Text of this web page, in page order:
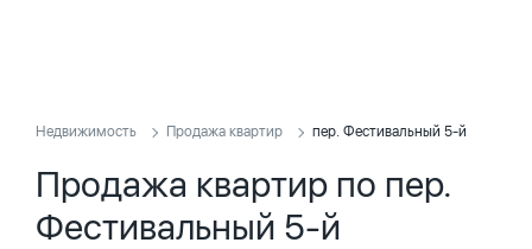
Недвижимость Продажа квартир пер. Фестивальный 5-й
Продажа квартир по пер.
Фестивальный 5-й